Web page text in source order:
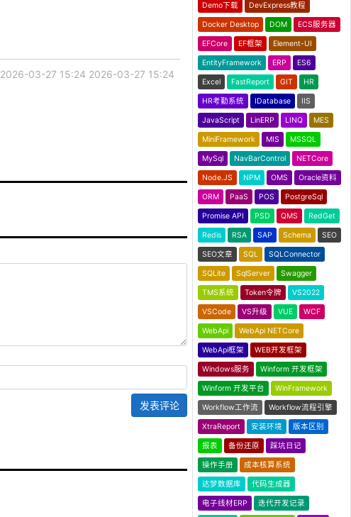
2026-03-27 15:24 2026-03-27 15:24
发表评论
Demo下载 DevExpress教程
Docker Desktop DOM ECS服务器
EFCore EF框架 Element-UI
EntityFramework ERP ES6
Excel FastReport GIT HR
HR考勤系统 IDatabase IIS
JavaScript LinERP LINQ MES
MiniFramework MIS MSSQL
MySql NavBarControl NETCore
Node.JS NPM OMS Oracle资料
ORM PaaS POS PostgreSql
Promise API PSD QMS RedGet
Redis RSA SAP Schema SEO
SEO文章 SQL SQLConnector
SQLite SqlServer Swagger
TMS系统 Token令牌 VS2022
VSCode VS升级 VUE WCF
WebApi WebApi NETCore
WebApi框架 WEB开发框架
Windows服务 Winform 开发框架
Winform 开发平台 WinFramework
Workflow工作流 Workflow流程引擎
XtraReport 安装环境 版本区别
报表 备份还原 踩坑日记
操作手册 成本核算系统
达梦数据库 代码生成器
电子线材ERP 迭代开发记录